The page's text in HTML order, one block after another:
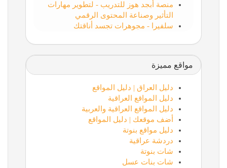
منصة أبجد هوز للتدريب - لتطوير مهارات
التأثير وصناعة المحتوى الرقمي
سلفيرا - مجوهرات تجسد أناقتك
مواقع مميزة
دليل العراق | دليل المواقع
دليل المواقع العراقية
دليل المواقع العراقية والعربية
أضف موقعك | دليل المواقع
دليل مواقع بنوتة
دردشة عراقية
شات بنوتة
شات بنات عسل